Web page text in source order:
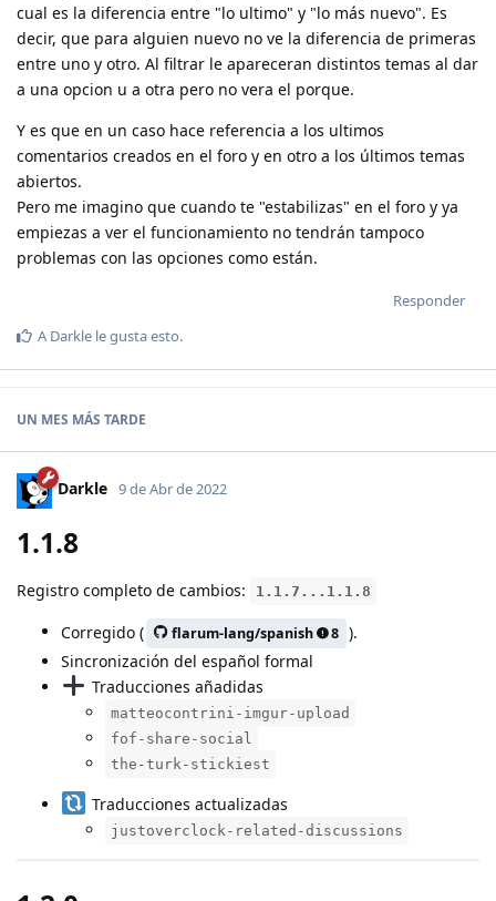
cual es la diferencia entre "lo ultimo" y "lo más nuevo". Es
decir, que para alguien nuevo no ve la diferencia de primeras
entre uno y otro. Al filtrar le apareceran distintos temas al dar
a una opcion u a otra pero no vera el porque.
Y es que en un caso hace referencia a los ultimos
comentarios creados en el foro y en otro a los últimos temas
abiertos.
Pero me imagino que cuando te "estabilizas" en el foro y ya
empiezas a ver el funcionamiento no tendrán tampoco
problemas con las opciones como están.
Responder
A Darkle le gusta esto.
UN MES MÁS TARDE
Darkle 9 de Abr de 2022
1.1.8
Registro completo de cambios: 1.1.7...1.1.8
Corregido ( flarum-lang/spanish 8 ).
Sincronización del español formal
Traducciones añadidas
matteocontrini-imgur-upload
fof-share-social
the-turk-stickiest
Traducciones actualizadas
justoverclock-related-discussions